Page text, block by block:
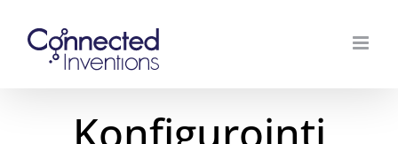
content
Konfigurointi